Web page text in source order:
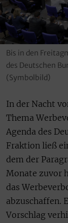
Bis in den
des Deutschen
(Symbolbild)
In der Nacht
Thema
Agenda des
Fraktion ließ
dem der
Monate zuvor
das
abzuschaffen.
Vorschlag